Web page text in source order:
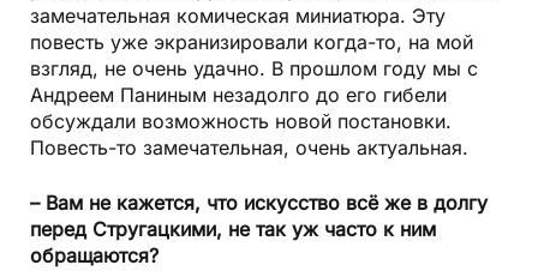
замечательная комическая миниатюра. Эту
повесть уже экранизировали когда-то, на мой
взгляд, не очень удачно. В прошлом году мы с
Андреем Паниным незадолго до его гибели
обсуждали возможность новой постановки.
Повесть-то замечательная, очень актуальная.
– Вам не кажется, что искусство всё же в долгу
перед Стругацкими, не так уж часто к ним
обращаются?